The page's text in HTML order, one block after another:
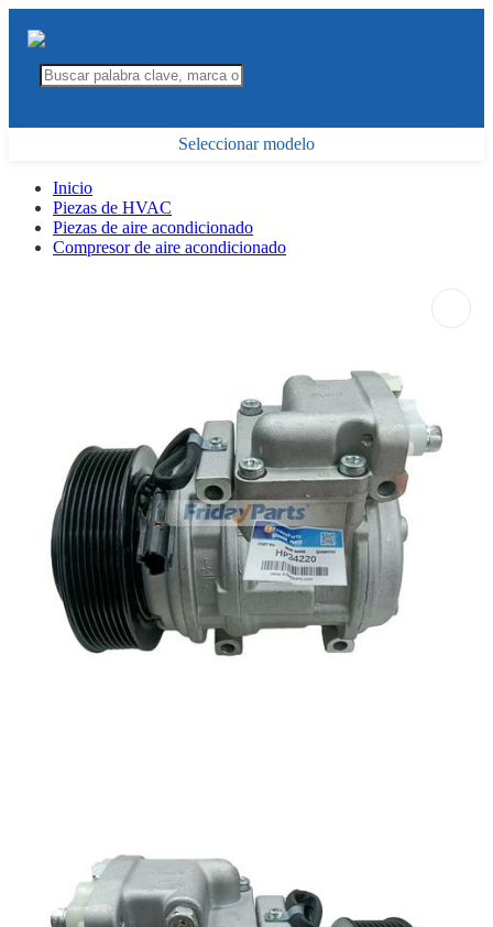
Seleccionar modelo
Inicio
Piezas de HVAC
Piezas de aire acondicionado
Compresor de aire acondicionado